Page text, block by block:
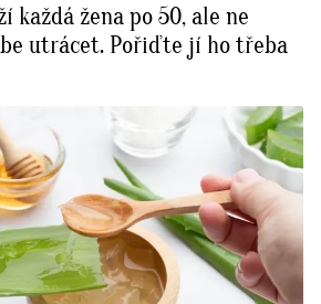
každá žena po 50, ale ne
utrácet. Pořiďte jí ho třeba